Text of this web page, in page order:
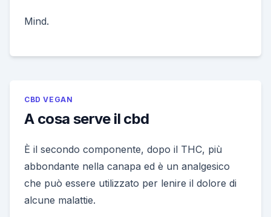
Mind.
CBD VEGAN
A cosa serve il cbd
È il secondo componente, dopo il THC, più
abbondante nella canapa ed è un analgesico
che può essere utilizzato per lenire il dolore di
alcune malattie.